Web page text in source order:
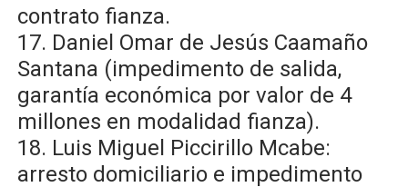
contrato fianza.
17. Daniel Omar de Jesús Caamaño
Santana (impedimento de salida,
garantía económica por valor de 4
millones en modalidad fianza).
18. Luis Miguel Piccirillo Mcabe:
arresto domiciliario e impedimento